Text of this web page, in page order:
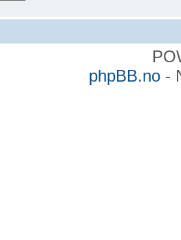
phpBB.no-